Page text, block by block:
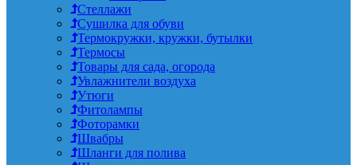
Стеллажи
Сушилка для обуви
Термокружки, кружки, бутылки
Термосы
Товары для сада, огорода
Увлажнители воздуха
Утюги
Фитолампы
Фоторамки
Швабры
Шланги для полива